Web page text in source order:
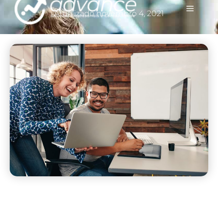
Atualizado novembro 4, 2021